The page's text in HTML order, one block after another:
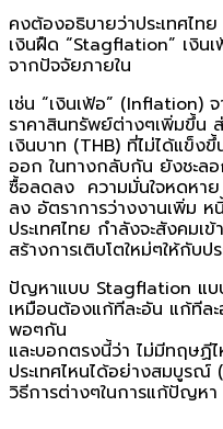
คงต้องอธิบายว่าประเทศไท
เงินฝืด “Stagflation” เงิน
จากปัจจัยภายใน
เช่น “เงินเฟ้อ” (Inflation)
ราคาสินทรัพย์ต่างๆเพิ่มขึ้น
เงินบาท (THB) ที่ไม่ได้แข็ง
ออก ในทางกลับกัน ยังชะล
ซื้อลดลง ความมั่นใจหดหาย
ลง อัตราการว่างงานเพิ่ม ห
ประเทศไทย กำลังจะสังคมเ
สร้างการเติบโตใหม่ๆให้กับป
ปัญหาแบบ Stagflation แบบ
เหมือนต้องแก้ทีละอัน แก้ที
พอๆกัน
และบอกตรงนี้ว่า ไม่มีทฤษฏี
ประเทศไหนได้อย่างสมบูร
วิธีการต่างๆในการแก้ปัญหา